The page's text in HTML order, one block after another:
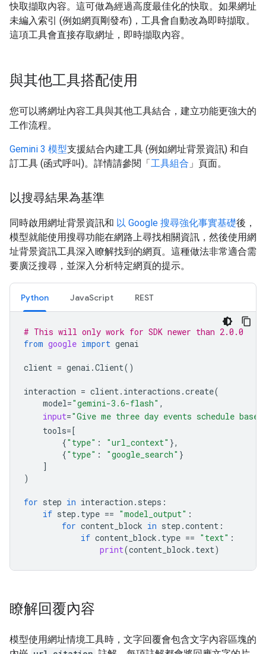
快取擷取內容。這可做為經過高度最佳化的快取。如果網址
未編入索引 (例如網頁剛發布)，工具會自動改為即時擷取。
這項工具會直接存取網址，即時擷取內容。
與其他工具搭配使用
您可以將網址內容工具與其他工具結合，建立功能更強大的
工作流程。
Gemini 3 模型支援結合內建工具 (例如網址背景資訊) 和自
訂工具 (函式呼叫)。詳情請參閱「工具組合 」頁面。
以搜尋結果為基準
同時啟用網址背景資訊和 以 Google 搜尋強化事實基礎後，
模型就能使用搜尋功能在網路上尋找相關資訊，然後使用網
址背景資訊工具深入瞭解找到的網頁。這種做法非常適合需
要廣泛搜尋，並深入分析特定網頁的提示。
Python JavaScript REST
# This will only work for SDK newer than 2.0.0
from google import genai
client = genai .Client()
interaction = client. interactions .create(
model="gemini-3.6-flash" ,
input="Give me three day events schedule
tools=[
{"type" : "url_context" },
{"type" : "google_search" }
]
)
for step in interaction . steps :
if step . type == "model_output" :
for content_block in step .content :
if content_block . type == "text" :
print(content_block . text)
瞭解回覆內容
模型使用網址情境工具時，文字回覆會包含文字內容區塊的